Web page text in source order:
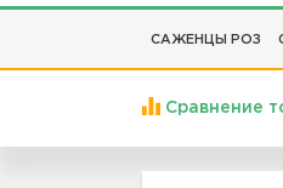
САЖЕНЦЫ РОЗ
Сравнение